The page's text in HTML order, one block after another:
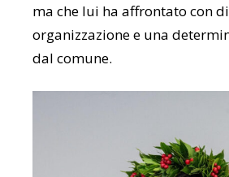
ma che lui ha affrontato con
organizzazione e una
dal comune.